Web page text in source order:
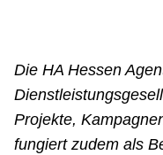
Die HA Hessen
Projekte,
fungiert zudem als